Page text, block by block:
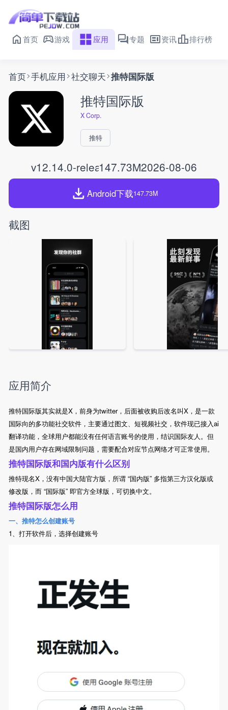
首页 游戏 应用 专题 资讯 排行榜
首页 手机应用 社交聊天 推特国际版
推特国际版
X Corp.
推特
v12.14.0-release.0147.73M2026-08-06
Android下载147.73M
截图
应用简介
推特国际版其实就是X，前身为twitter，后面被收购后改名叫X，是一款
国际向的多功能社交软件，主要通过图文、短视频社交，软件现已接入ai
翻译功能，全球用户都能没有任何语言账号的使用，结识国际友人。但
是国内用户存在网域限制问题，需要配合对应节点网络才可正常使用。
推特国际版和国内版有什么区别
推特现名X，没有中国大陆官方版，所谓 “国内版” 多指第三方汉化版或
修改版，而 “国际版” 即官方全球版，可切换中文。
推特国际版怎么用
一、推特怎么创建账号
1、打开软件后，选择创建账号